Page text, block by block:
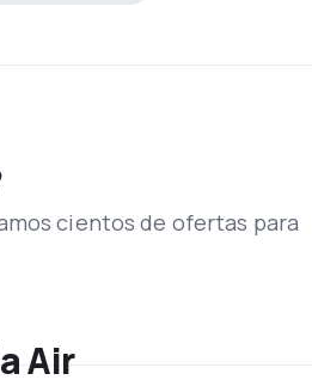
cientos de ofertas para
Air